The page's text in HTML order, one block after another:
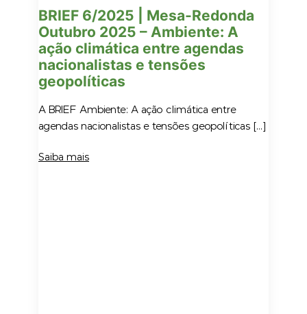
BRIEF 6/2025 | Mesa-Redonda
Outubro 2025 – Ambiente: A
ação climática entre agendas
nacionalistas e tensões
geopolíticas
A BRIEF Ambiente: A ação climática entre
agendas nacionalistas e tensões geopolíticas […]
Saiba mais